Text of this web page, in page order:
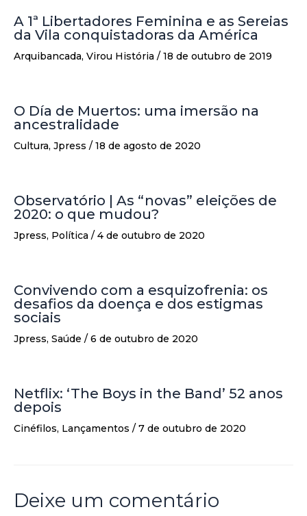
A 1ª Libertadores Feminina e as Sereias
da Vila conquistadoras da América
Arquibancada, Virou História / 18 de outubro de 2019
O Día de Muertos: uma imersão na
ancestralidade
Cultura, Jpress / 18 de agosto de 2020
Observatório | As “novas” eleições de
2020: o que mudou?
Jpress, Política / 4 de outubro de 2020
Convivendo com a esquizofrenia: os
desafios da doença e dos estigmas
sociais
Jpress, Saúde / 6 de outubro de 2020
Netflix: ‘The Boys in the Band’ 52 anos
depois
Cinéfilos, Lançamentos / 7 de outubro de 2020
Deixe um comentário